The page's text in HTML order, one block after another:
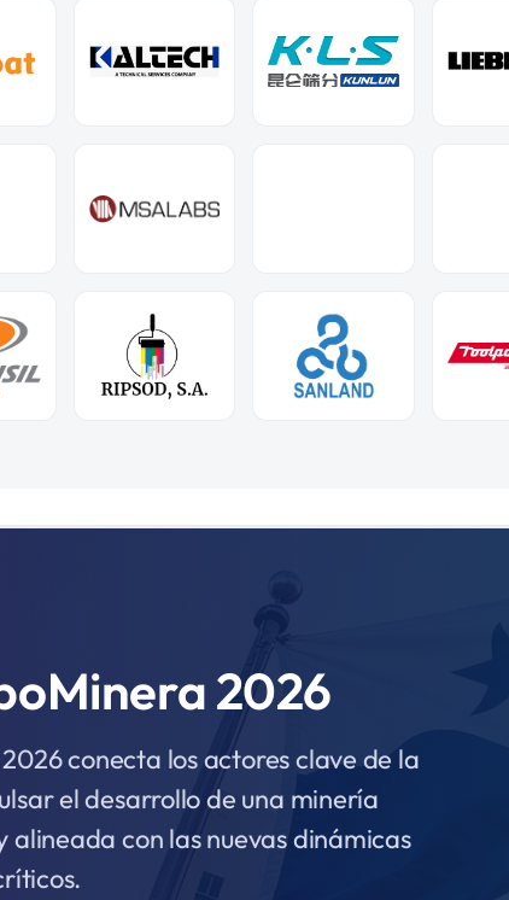
2026
conecta los actores clave de la
el desarrollo de una minería
con las nuevas dinámicas